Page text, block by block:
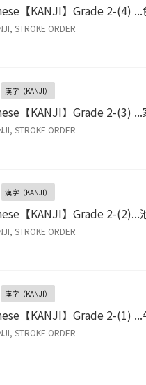
【KANJI】Grade 2-(4)
, STROKE ORDER
漢字（KANJI）
【KANJI】Grade 2-(3)
, STROKE ORDER
漢字（KANJI）
【KANJI】Grade 2-(2)...
, STROKE ORDER
漢字（KANJI）
【KANJI】Grade 2-(1)
, STROKE ORDER